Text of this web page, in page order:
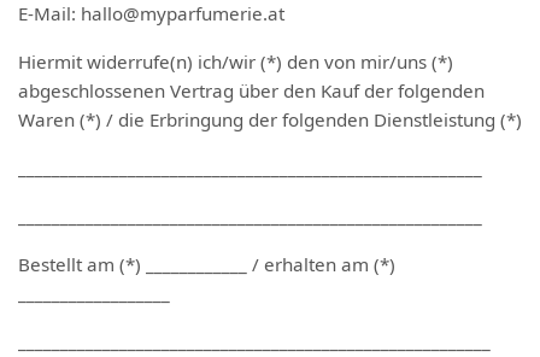
E-Mail: hallo@myparfumerie.at
Hiermit widerrufe(n) ich/wir (*) den von mir/uns (*)
abgeschlossenen Vertrag über den Kauf der folgenden
Waren (*) / die Erbringung der folgenden Dienstleistung (*)
Bestellt am (*) ____________ / erhalten am (*)